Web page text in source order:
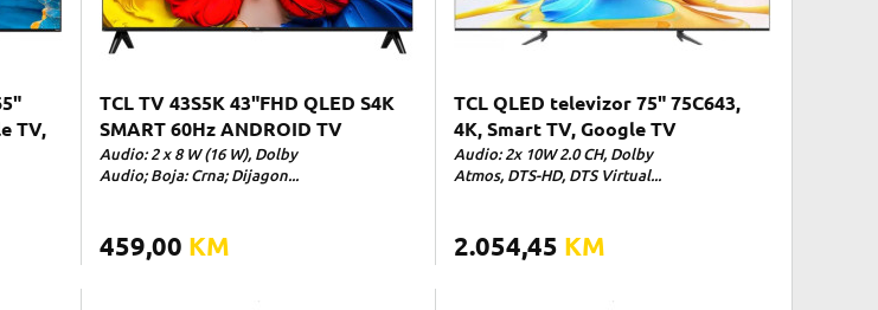
TV,
TCL TV 43S5K 43"FHD QLED S4K
SMART 60Hz ANDROID TV
Audio: 2 x 8 W (16 W), Dolby
Audio; Boja: Crna; Dijagon...
459,00 KM
TCL QLED televizor 75" 75C643,
4K, Smart TV, Google TV
Audio: 2x 10W 2.0 CH, Dolby
Atmos, DTS-HD, DTS Virtual...
2.054,45 KM